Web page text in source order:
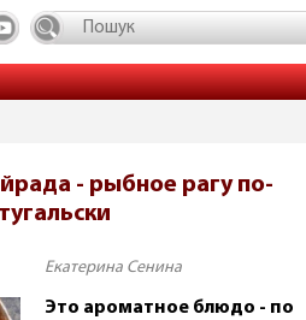
- рыбное рагу по-
Екатерина Сенина
Это ароматное блюдо - по